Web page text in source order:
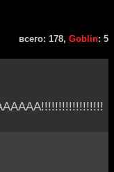
всего: 178, Goblin: 5